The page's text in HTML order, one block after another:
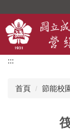
主
要
內
:::
首頁 節能校